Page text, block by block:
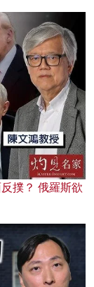
撲？ 俄羅斯欲